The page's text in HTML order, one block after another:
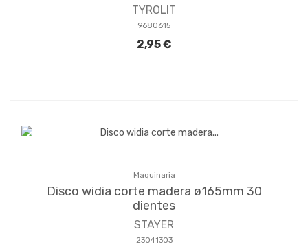
TYROLIT
9680615
2,95 €
Maquinaria
Disco widia corte madera ø165mm 30
dientes
STAYER
23041303